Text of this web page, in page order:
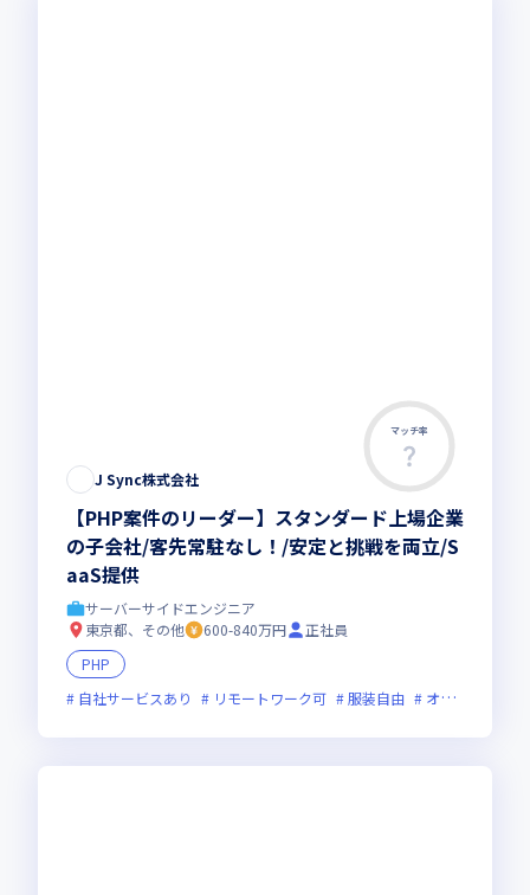
マッチ率
J Sync株式会社
【PHP案件のリーダー】スタンダード上場企業
の子会社/客先常駐なし！/安定と挑戦を両立/S
aaS提供
サーバーサイドエンジニア
東京都、その他
600-840万円
正社員
PHP
自社サービスあり
リモートワーク可 服装自由 オンライン選考可